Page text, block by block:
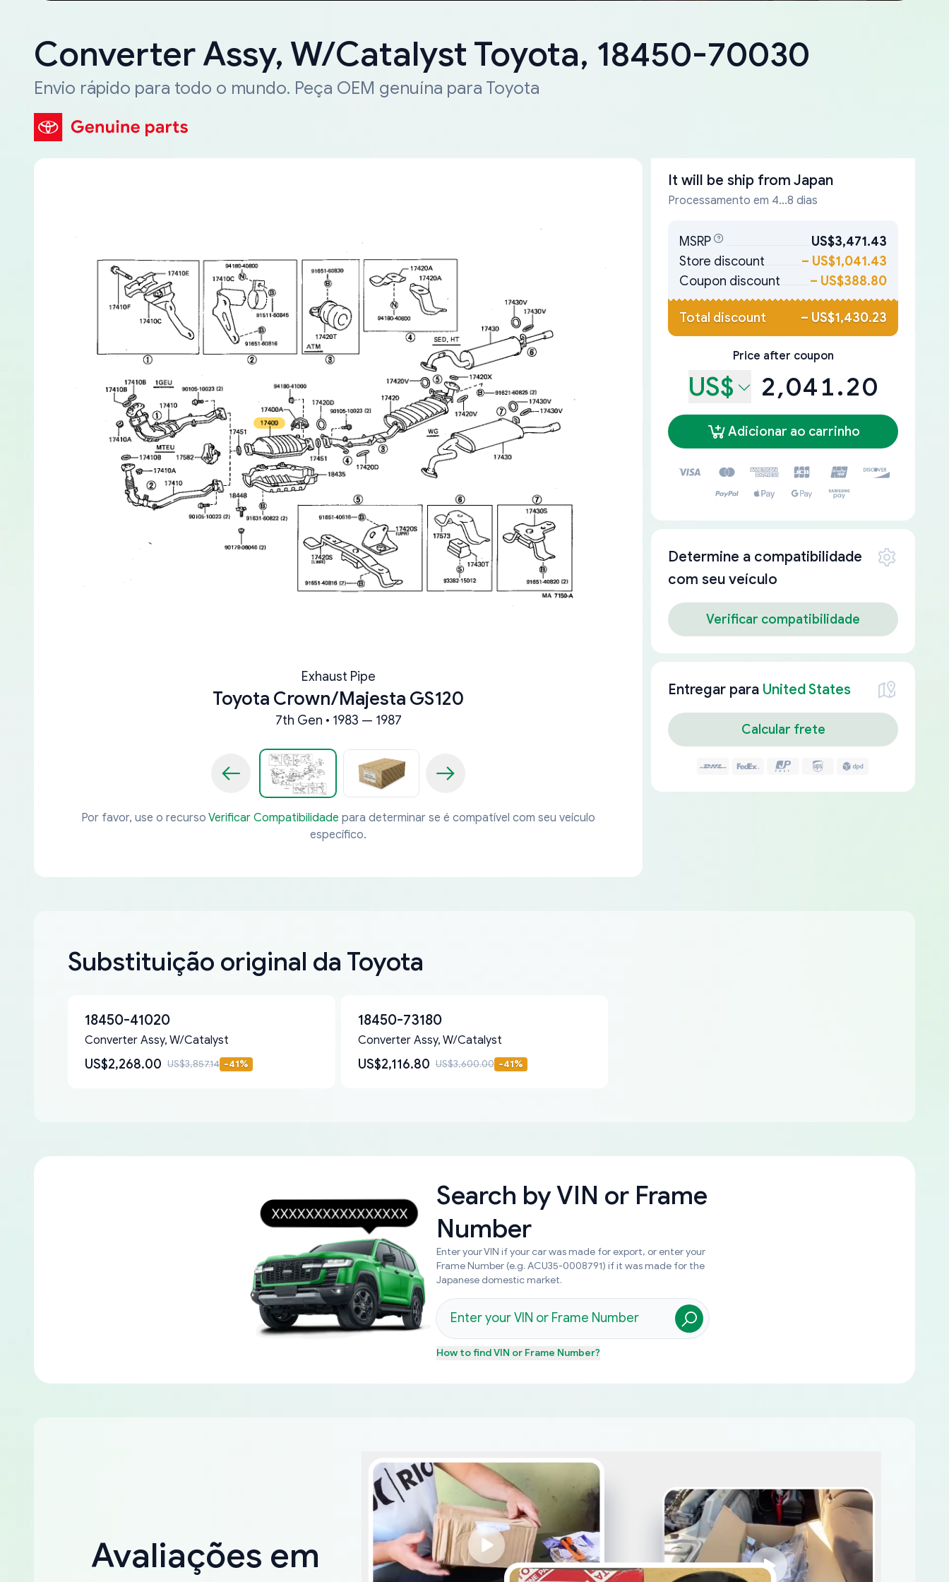
Converter Assy, W/Catalyst Toyota, 18450-70030
Envio rápido para todo o mundo. Peça OEM genuína para Toyota
Exhaust Pipe
Toyota Crown/Majesta GS120
7th Gen • 1983 — 1987
Por favor, use o recurso Verificar Compatibilidade para determinar se é compatível com seu veículo
específico.
It will be ship from Japan
Processamento em 4...8 dias
MSRP
US$3,471.43
Store discount
– US$1,041.43
Coupon discount
– US$388.80
Total discount – US$1,430.23
Price after coupon
US$ 2,041.20
Adicionar ao carrinho
Determine a compatibilidade
com seu veículo
Verificar compatibilidade
Entregar para United States
Calcular frete
Substituição original da Toyota
18450-41020
Converter Assy, W/Catalyst
US$2,268.00 US$3,857.14 -41%
18450-73180
Converter Assy, W/Catalyst
US$2,116.80 US$3,600.00 -41%
Search byVIN or Frame
Number
Enter your VIN if your car was made for export, or enter your
Frame Number (e.g. ACU35-0008791) if it was made for the
Japanese domestic market.
How to findVIN or Frame Number?
Avaliações em